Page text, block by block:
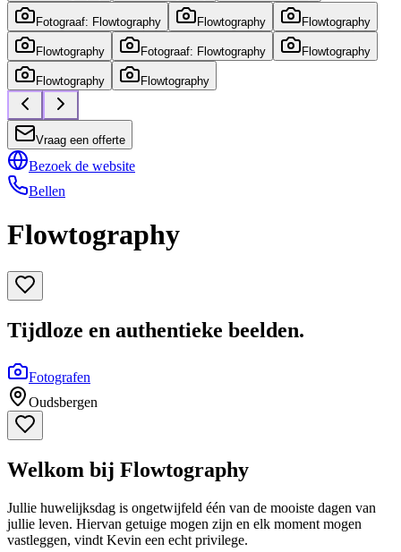
Fotograaf: Flowtography Flowtography Flowtography
Flowtography Fotograaf: Flowtography Flowtography
Flowtography Flowtography
Vraag een offerte
Bezoek de website
Bellen
Flowtography
Tijdloze en authentieke beelden.
Fotografen
Oudsbergen
Welkom bij Flowtography
Jullie huwelijksdag is ongetwijfeld één van de mooiste dagen van
jullie leven. Hiervan getuige mogen zijn en elk moment mogen
vastleggen, vindt Kevin een echt privilege.